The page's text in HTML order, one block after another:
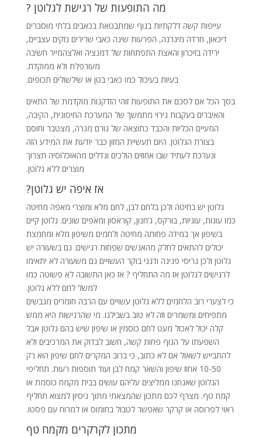
מה התופעות של רגישת לגלוטן ?
עייפות קשה דלקתיות בגוף שמתבטאת בכאבים בלתי מוסברים
דיכאון, חרדה מיגרנה, הפרעות שינה כאבי שרירים נזקים עצביים,
ירידה בזיכרון והאצת התפתחות של דמנציה ואלצהמייר חשיבה
מעורפלת ולא ממוקדת.
בעיות בעיכול כמו כאבי בטן או שילשולים תכופים.
בסך הכל אם לסכם את התופעות זוהי הזדקנות מוקדמת של התאים
והאיברים בעקבות גירוי מתמשך של המערכת החיסונית, הקיבה,
המעיים הכליות והכבד כתוצאה של גורם מגרה, מצטבר וחוסם
בצורת הגלוטן. היום תעשיית המזון כבר יודעת את המידע הזה
ונערכת לעתיד שבו אחוזים הולכים וגדלים מהאוכלוסיה תצרוך
מוצרים ללא גלוטן.
אז איפה יש גלוטן?
גלוטן יש בחיטה ולכן בלחם לבן, לחם מלא ומוצרי מאפה מחיטה
כמו עוגות, עוגיות, בורקס, ג’חנון, קוראסון ומאפים שונים. גלוטן קיים
בשיפון אך במידה פחותה מחיטה ולחמים משיפון מלא ומחמצת
יכולים להתאים לחלק מהאנשים שפחות רגישים. גם בשעורה יש
גלוטן ולכן גריסי פנינה ודגני בוקר העשויים גם משעורה לא יתאימו
לרגישים לגלוטן אז מה התחליף ? אז כאן התשובה לא פשוטה כמו
למשל לחם ללא גלוטן.
כי לצערי רוב הלחמים ללא גלוטן עשויים עם הרבה חומרים מגבשים
מתפיחים ומשמרים וזה לא טוב בשבילנו. מי שהרגישות היא ממש
קלה יכול לאכול מעט לחם כוסמין או שיפון שיש בהם גלוטן אבל
השפעתו על הגוף פחות קשה, חשוב לבדוק את המרכיבים ולא
להתבייש לשאול אם לא כתוב, כי ברוב המקרים לחם שיפון הוא רק
10-50 אחוז שיפון והשאר קמח לבן ועוד תוספות רעות. תחליפי
הגלוטן שאנחנו ממליצים עליהם עושים בבית מקמח כוסמת או
קמח טף. מצרף לכם מתכון שהמצאתי מתוך ניסיון למצוא תחליף
ראוי לפרוסה או קרקר שאפשר לטבול בחומוס או למרוח עם פסטו.
מתכון לקרקרים מקמח טף